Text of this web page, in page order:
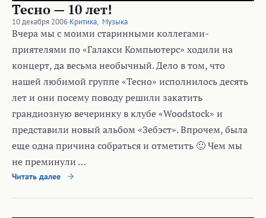
Тесно — 10 лет!
10 декабря 2006·Критика, Музыка
Вчера мы с моими старинными коллегами-
приятелями по «Галакси Компьютерс» ходили на
концерт, да весьма необычный. Дело в том, что
нашей любимой группе «Тесно» исполнилось десять
лет и они посему поводу решили закатить
грандиозную вечеринку в клубе «Woodstoсk» и
представили новый альбом «Зебэст». Впрочем, была
еще одна причина собраться и отметить 🙂 Чем мы
не преминули …
Читать далее